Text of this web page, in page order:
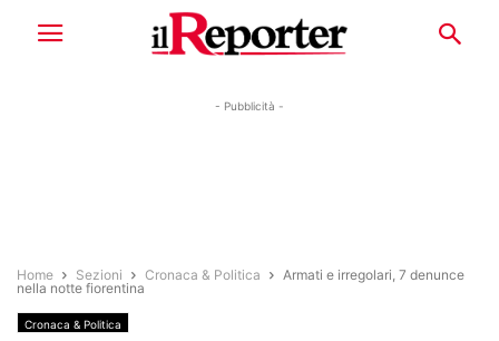
- Pubblicità -
Home Sezioni Cronaca & Politica
Armati e irregolari, 7 denunce
nella notte fiorentina
Cronaca & Politica